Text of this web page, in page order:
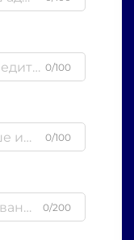
0/100
0/100
0/200